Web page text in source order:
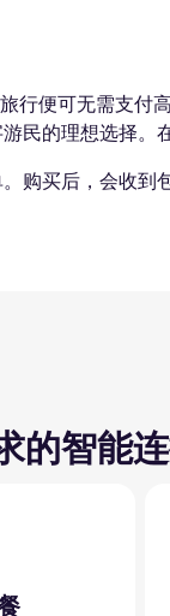
行便可无需支付
民的理想选择。
购买后，会收到
的智能